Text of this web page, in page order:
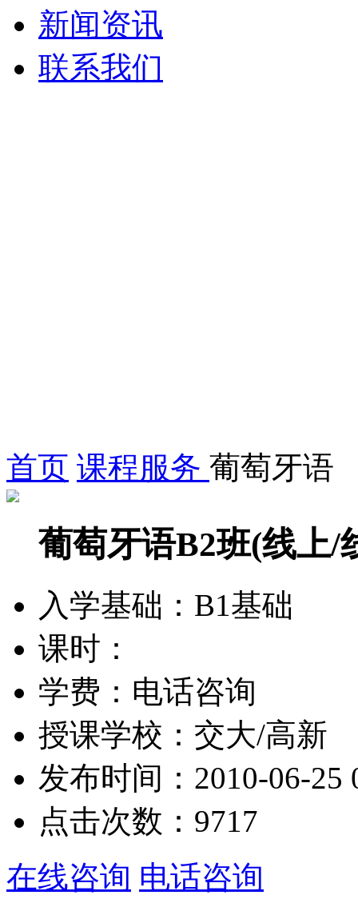
新闻资讯
联系我们
首页 课程服务 葡萄牙语
葡萄牙语B2班(线上/
入学基础： B1基础
课时：
学费： 电话咨询
授课学校： 交大/高新
发布时间： 2010-06-25
点击次数： 9717
在线咨询 电话咨询